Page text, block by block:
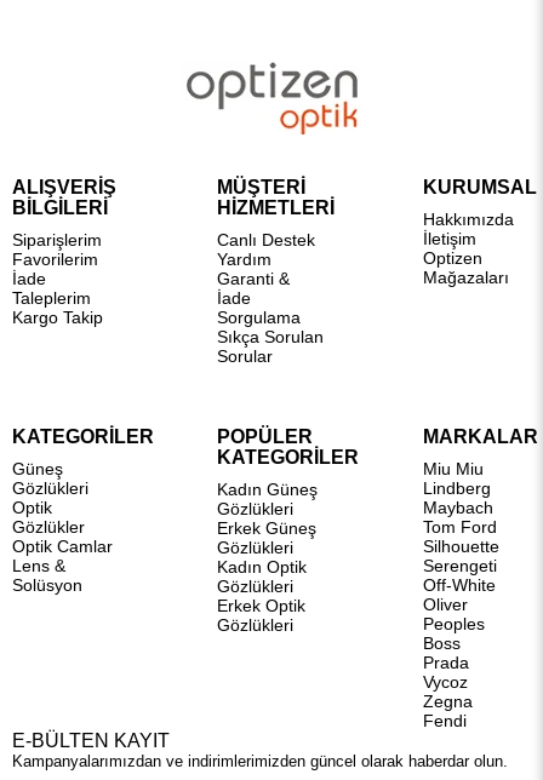
ALIŞVERİŞ
BİLGİLERİ
Siparişlerim
Favorilerim
İade
Taleplerim
Kargo Takip
MÜŞTERİ
HİZMETLERİ
Canlı Destek
Yardım
Garanti &
İade
Sorgulama
Sıkça Sorulan
Sorular
KURUMSAL
Hakkımızda
İletişim
Optizen
Mağazaları
KATEGORİLER
Güneş
Gözlükleri
Optik
Gözlükler
Optik Camlar
Lens &
Solüsyon
POPÜLER
KATEGORİLER
Kadın Güneş
Gözlükleri
Erkek Güneş
Gözlükleri
Kadın Optik
Gözlükleri
Erkek Optik
Gözlükleri
MARKALAR
Miu Miu
Lindberg
Maybach
Tom Ford
Silhouette
Serengeti
Off-White
Oliver
Peoples
Boss
Prada
Vycoz
Zegna
Fendi
E-BÜLTEN KAYIT
Kampanyalarımızdan ve indirimlerimizden güncel olarak haberdar olun.